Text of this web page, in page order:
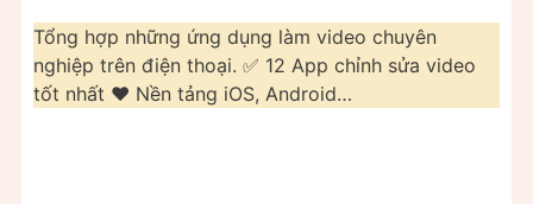
Tổng hợp những ứng dụng làm video chuyên
nghiệp trên điện thoại. ✅ 12 App chỉnh sửa video
tốt nhất ❤️ Nền tảng iOS, Android…